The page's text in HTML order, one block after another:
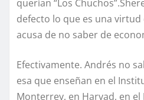
querían “Los
defecto lo que es una virtud
acusa de no saber de
Efectivamente. Andrés no
esa que enseñan en el
Monterrey, en Harvad, en